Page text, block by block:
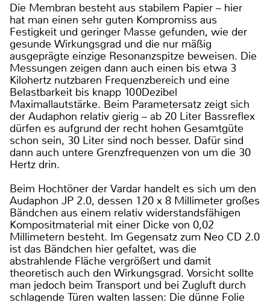
Die Membran besteht aus stabilem Papier – hier
hat man einen sehr guten Kompromiss aus
Festigkeit und geringer Masse gefunden, wie der
gesunde Wirkungsgrad und die nur mäßig
ausgeprägte einzige Resonanzspitze beweisen. Die
Messungen zeigen dann auch einen bis etwa 3
Kilohertz nutzbaren Frequenzbereich und eine
Belastbarkeit bis knapp 100Dezibel
Maximallautstärke. Beim Parametersatz zeigt sich
der Audaphon relativ gierig – ab 20 Liter Bassreflex
dürfen es aufgrund der recht hohen Gesamtgüte
schon sein, 30 Liter sind noch besser. Dafür sind
dann auch untere Grenzfrequenzen von um die 30
Hertz drin.
Beim Hochtöner der Vardar handelt es sich um den
Audaphon JP 2.0, dessen 120 x 8 Millimeter großes
Bändchen aus einem relativ widerstandsfähigen
Kompositmaterial mit einer Dicke von 0,02
Millimetern besteht. Im Gegensatz zum Neo CD 2.0
ist das Bändchen hier gefaltet, was die
abstrahlende Fläche vergrößert und damit
theoretisch auch den Wirkungsgrad. Vorsicht sollte
man jedoch beim Transport und bei Zugluft durch
schlagende Türen walten lassen: Die dünne Folie